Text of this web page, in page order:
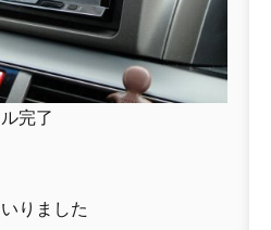
完了
りました